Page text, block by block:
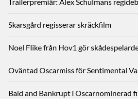
Skarsgård regisserar skräckfilm
Noel Flike från Hov1 gör
Oväntad Oscarmiss för Sentimental
Bald and Bankrupt i Oscarnominerad